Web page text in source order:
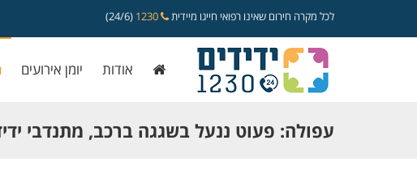
לכל מקרה חירום שאינו רפואי חייגו מיידית (24/6)
אודות יומן אירועים
עפולה: פעוט ננעל בשגגה ברכב, מתנדבי